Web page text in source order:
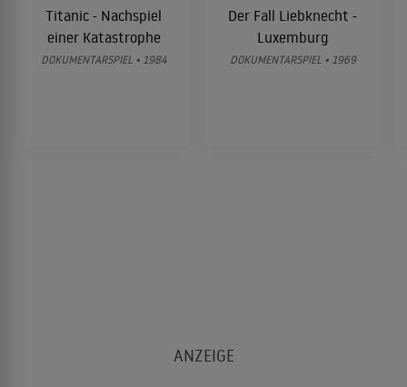
Titanic - Nachspiel
einer Katastrophe
DOKUMENTARSPIEL • 1984
Der Fall Liebknecht -
Luxemburg
DOKUMENTARSPIEL • 1969